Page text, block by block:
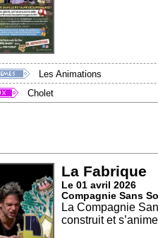
Les Animations
Cholet
La Fabrique
Le 01 avril 2026
Compagnie Sans
La Compagnie
construit et